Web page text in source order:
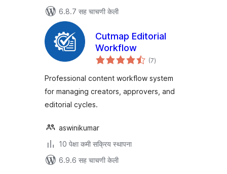
6.8.7 सह चाचणी केली
Cutmap Editorial
Workflow
(7एकूण
मूल्यांकन
)
Professional content workflow system
for managing creators, approvers, and
editorial cycles.
aswinikumar
10 पेक्षा कमी सक्रिय स्थापना
6.9.6 सह चाचणी केली